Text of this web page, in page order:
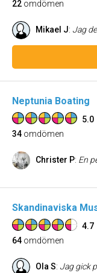
22 omdömen
Mikael J: Jag deltog i en kurs hos LinkUp Solutions AB via utbildningen Vatten och Miljötekniker
Neptunia Boating
5.0
34 omdömen
Christer P: En pedagogisk
Skandinaviska
4.7
64 omdömen
Ola S: Jag gick på notläsningslägret -en intensivkurs i att läsa, förstå och spela musik efter noter (utan